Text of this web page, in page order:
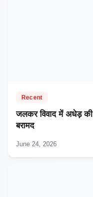
Recent
जलकर विवाद में अधेड़ की
बरामद
June 24, 2026